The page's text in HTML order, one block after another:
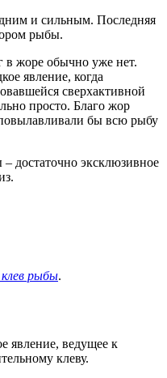
и сильным. Последняя
рыбы.
в жоре обычно уже нет.
явление, когда
сверхактивной
просто. Благо жор
бы всю рыбу
достаточно эксклюзивное
рыбы.
явление, ведущее к
клеву.